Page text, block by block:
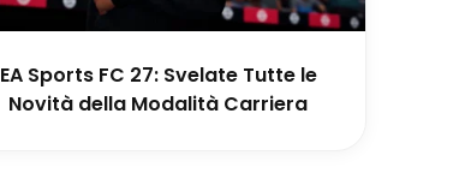
EA Sports FC 27: Svelate Tutte le
Novità della Modalità Carriera